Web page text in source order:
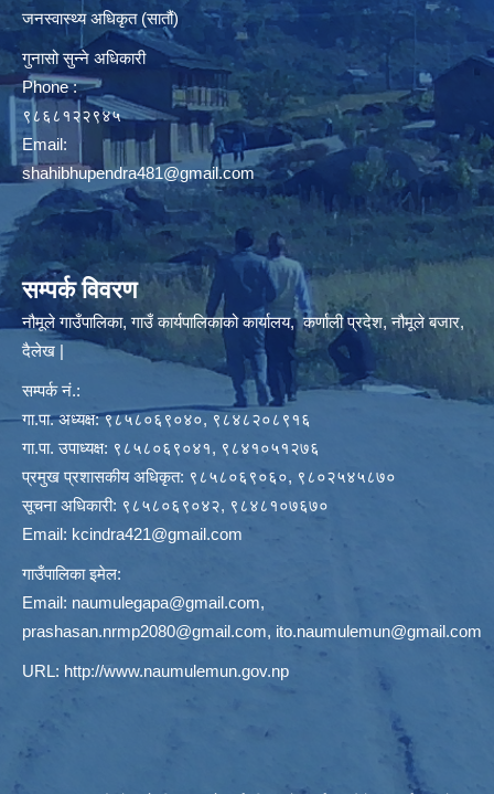
जनस्वास्थ्य अधिकृत (सातौं)
गुनासो सुन्ने अधिकारी
Phone :
९८६८१२२९४५
Email:
shahibhupendra481@gmail.com
सम्पर्क विवरण
नौमूले गाउँपालिका, गाउँ कार्यपालिकाको कार्यालय, कर्णाली प्रदेश, नौमूले बजार,
दैलेख |
सम्पर्क नं.:
गा.पा. अध्यक्ष: ९८५८०६९०४०, ९८४८२०८९१६
गा.पा. उपाध्यक्ष: ९८५८०६९०४१, ९८४१०५१२७६
प्रमुख प्रशासकीय अधिकृत: ९८५८०६९०६०, ९८०२५४५८७०
सूचना अधिकारी: ९८५८०६९०४२, ९८४८१०७६७०
Email: kcindra421@gmail.com
गाउँपालिका इमेल:
Email: naumulegapa@gmail.com,
prashasan.nrmp2080@gmail.com, ito.naumulemun@gmail.com
URL: http://www.naumulemun.gov.np